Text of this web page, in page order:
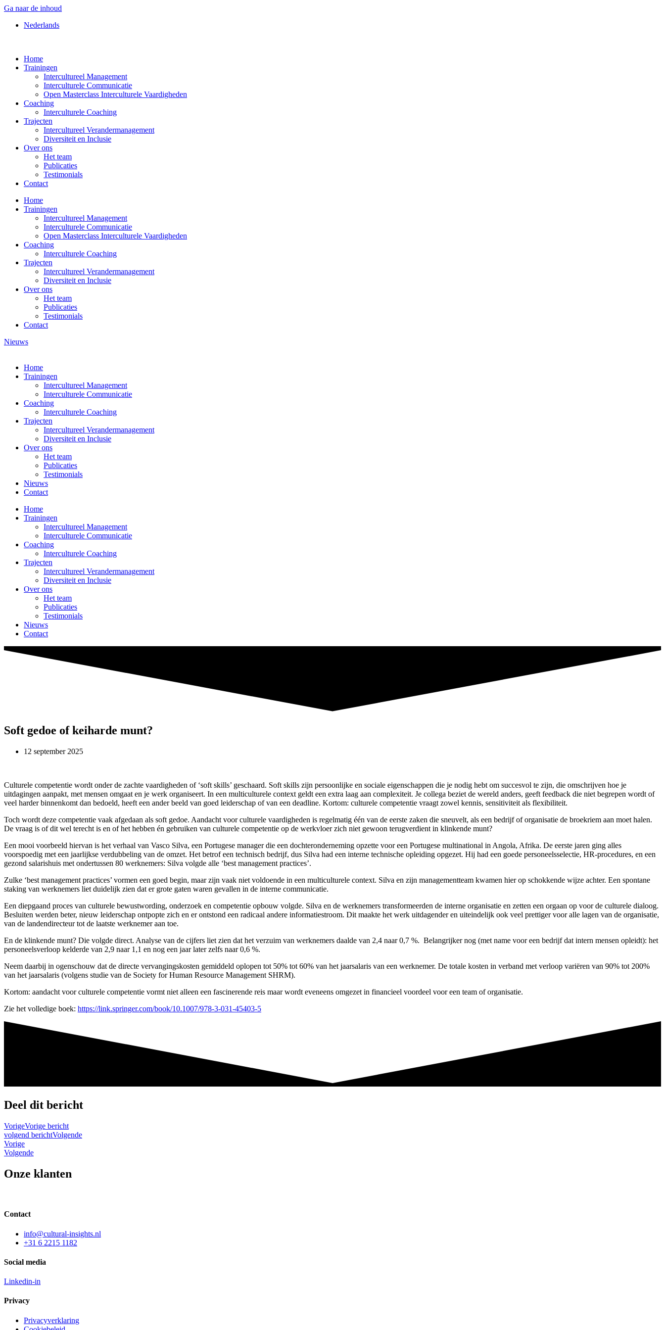
Ga naar de inhoud
Nederlands
Home
Trainingen
Intercultureel Management
Interculturele Communicatie
Open Masterclass Interculturele Vaardigheden
Coaching
Interculturele Coaching
Trajecten
Intercultureel Verandermanagement
Diversiteit en Inclusie
Over ons
Het team
Publicaties
Testimonials
Contact
Home
Trainingen
Intercultureel Management
Interculturele Communicatie
Open Masterclass Interculturele Vaardigheden
Coaching
Interculturele Coaching
Trajecten
Intercultureel Verandermanagement
Diversiteit en Inclusie
Over ons
Het team
Publicaties
Testimonials
Contact
Nieuws
Home
Trainingen
Intercultureel Management
Interculturele Communicatie
Coaching
Interculturele Coaching
Trajecten
Intercultureel Verandermanagement
Diversiteit en Inclusie
Over ons
Het team
Publicaties
Testimonials
Nieuws
Contact
Home
Trainingen
Intercultureel Management
Interculturele Communicatie
Coaching
Interculturele Coaching
Trajecten
Intercultureel Verandermanagement
Diversiteit en Inclusie
Over ons
Het team
Publicaties
Testimonials
Nieuws
Contact
Soft gedoe of keiharde munt?
12 september 2025
Culturele competentie wordt onder de zachte vaardigheden of ‘soft skills’ geschaard. Soft skills zijn persoonlijke en sociale eigenschappen die je nodig hebt om succesvol te zijn, die omschrijven hoe je
uitdagingen aanpakt, met mensen omgaat en je werk organiseert. In een multiculturele context geldt een extra laag aan complexiteit. Je collega beziet de wereld anders, geeft feedback die niet begrepen wordt of
veel harder binnenkomt dan bedoeld, heeft een ander beeld van goed leiderschap of van een deadline. Kortom: culturele competentie vraagt zowel kennis, sensitiviteit als flexibiliteit.
Toch wordt deze competentie vaak afgedaan als soft gedoe. Aandacht voor culturele vaardigheden is regelmatig één van de eerste zaken die sneuvelt, als een bedrijf of organisatie de broekriem aan moet halen.
De vraag is of dit wel terecht is en of het hebben én gebruiken van culturele competentie op de werkvloer zich niet gewoon terugverdient in klinkende munt?
Een mooi voorbeeld hiervan is het verhaal van Vasco Silva, een Portugese manager die een dochteronderneming opzette voor een Portugese multinational in Angola, Afrika. De eerste jaren ging alles
voorspoedig met een jaarlijkse verdubbeling van de omzet. Het betrof een technisch bedrijf, dus Silva had een interne technische opleiding opgezet. Hij had een goede personeelsselectie, HR-procedures, en een
gezond salarishuis met ondertussen 80 werknemers: Silva volgde alle ‘best management practices’.
Zulke ‘best management practices’ vormen een goed begin, maar zijn vaak niet voldoende in een multiculturele context. Silva en zijn managementteam kwamen hier op schokkende wijze achter. Een spontane
staking van werknemers liet duidelijk zien dat er grote gaten waren gevallen in de interne communicatie.
Een diepgaand proces van culturele bewustwording, onderzoek en competentie opbouw volgde. Silva en de werknemers transformeerden de interne organisatie en zetten een orgaan op voor de culturele dialoog.
Besluiten werden beter, nieuw leiderschap ontpopte zich en er ontstond een radicaal andere informatiestroom. Dit maakte het werk uitdagender en uiteindelijk ook veel prettiger voor alle lagen van de organisatie,
van de landendirecteur tot de laatste werknemer aan toe.
En de klinkende munt? Die volgde direct. Analyse van de cijfers liet zien dat het verzuim van werknemers daalde van 2,4 naar 0,7 %. Belangrijker nog (met name voor een bedrijf dat intern mensen opleidt): het
personeelsverloop kelderde van 2,9 naar 1,1 en nog een jaar later zelfs naar 0,6 %.
Neem daarbij in ogenschouw dat de directe vervangingskosten gemiddeld oplopen tot 50% tot 60% van het jaarsalaris van een werknemer. De totale kosten in verband met verloop variëren van 90% tot 200%
van het jaarsalaris (volgens studie van de Society for Human Resource Management SHRM).
Kortom: aandacht voor culturele competentie vormt niet alleen een fascinerende reis maar wordt eveneens omgezet in financieel voordeel voor een team of organisatie.
Zie het volledige boek: https://link.springer.com/book/10.1007/978-3-031-45403-5
Deel dit bericht
VorigeVorige bericht
volgend berichtVolgende
Vorige
Volgende
Onze klanten
Contact
info@cultural-insights.nl
+31 6 2215 1182
Social media
Linkedin-in
Privacy
Privacyverklaring